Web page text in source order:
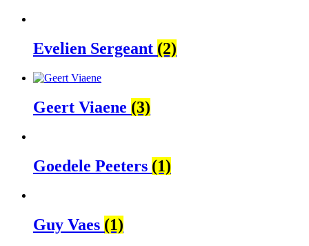
Evelien Sergeant (2)
Geert Viaene (3)
Goedele Peeters (1)
Guy Vaes (1)